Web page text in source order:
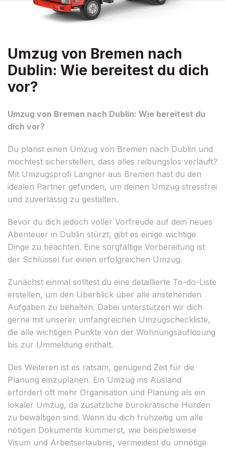
Umzug von Bremen nach
Dublin: Wie bereitest du dich
vor?
Umzug von Bremen nach Dublin: Wie bereitest du
dich vor?
Du planst einen Umzug von Bremen nach Dublin und
möchtest sicherstellen, dass alles reibungslos verläuft?
Mit Umzugsprofi Langner aus Bremen hast du den
idealen Partner gefunden, um deinen Umzug stressfrei
und zuverlässig zu gestalten.
Bevor du dich jedoch voller Vorfreude auf dein neues
Abenteuer in Dublin stürzt, gibt es einige wichtige
Dinge zu beachten. Eine sorgfältige Vorbereitung ist
der Schlüssel für einen erfolgreichen Umzug.
Zunächst einmal solltest du eine detaillierte To-do-Liste
erstellen, um den Überblick über alle anstehenden
Aufgaben zu behalten. Dabei unterstützen wir dich
gerne mit unserer umfangreichen Umzugscheckliste,
die alle wichtigen Punkte von der Wohnungsauflösung
bis zur Ummeldung enthält.
Des Weiteren ist es ratsam, genügend Zeit für die
Planung einzuplanen. Ein Umzug ins Ausland
erfordert oft mehr Organisation und Planung als ein
lokaler Umzug, da zusätzliche bürokratische Hürden
zu bewältigen sind. Wenn du dich frühzeitig um alle
nötigen Dokumente kümmerst, wie beispielsweise
Visum und Arbeitserlaubnis, vermeidest du unnötige